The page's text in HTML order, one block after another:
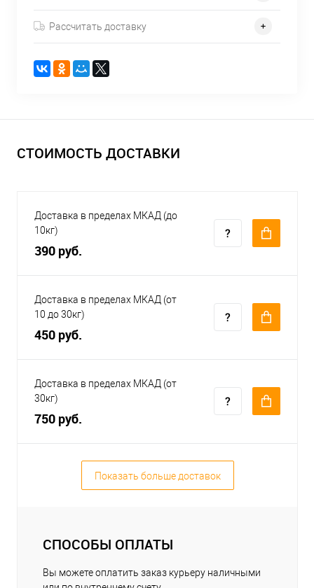
Рассчитать доставку
СТОИМОСТЬ ДОСТАВКИ
Доставка в пределах МКАД (до
10кг)
390 руб.
Доставка в пределах МКАД (от
10 до 30кг)
450 руб.
Доставка в пределах МКАД (от
30кг)
750 руб.
Показать больше доставок
СПОСОБЫ ОПЛАТЫ
Вы можете оплатить заказ курьеру наличными